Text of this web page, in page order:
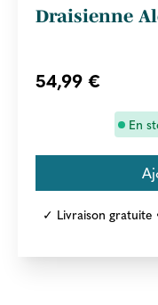
Draisienne
54,99 €
En
✓ Livraison